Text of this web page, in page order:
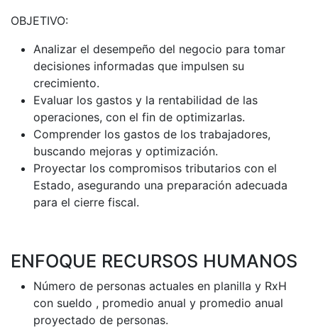
OBJETIVO:
Analizar el desempeño del negocio para tomar
decisiones informadas que impulsen su
crecimiento.
Evaluar los gastos y la rentabilidad de las
operaciones, con el fin de optimizarlas.
Comprender los gastos de los trabajadores,
buscando mejoras y optimización.
Proyectar los compromisos tributarios con el
Estado, asegurando una preparación adecuada
para el cierre fiscal.
ENFOQUE RECURSOS HUMANOS
Número de personas actuales en planilla y RxH
con sueldo , promedio anual y promedio anual
proyectado de personas.